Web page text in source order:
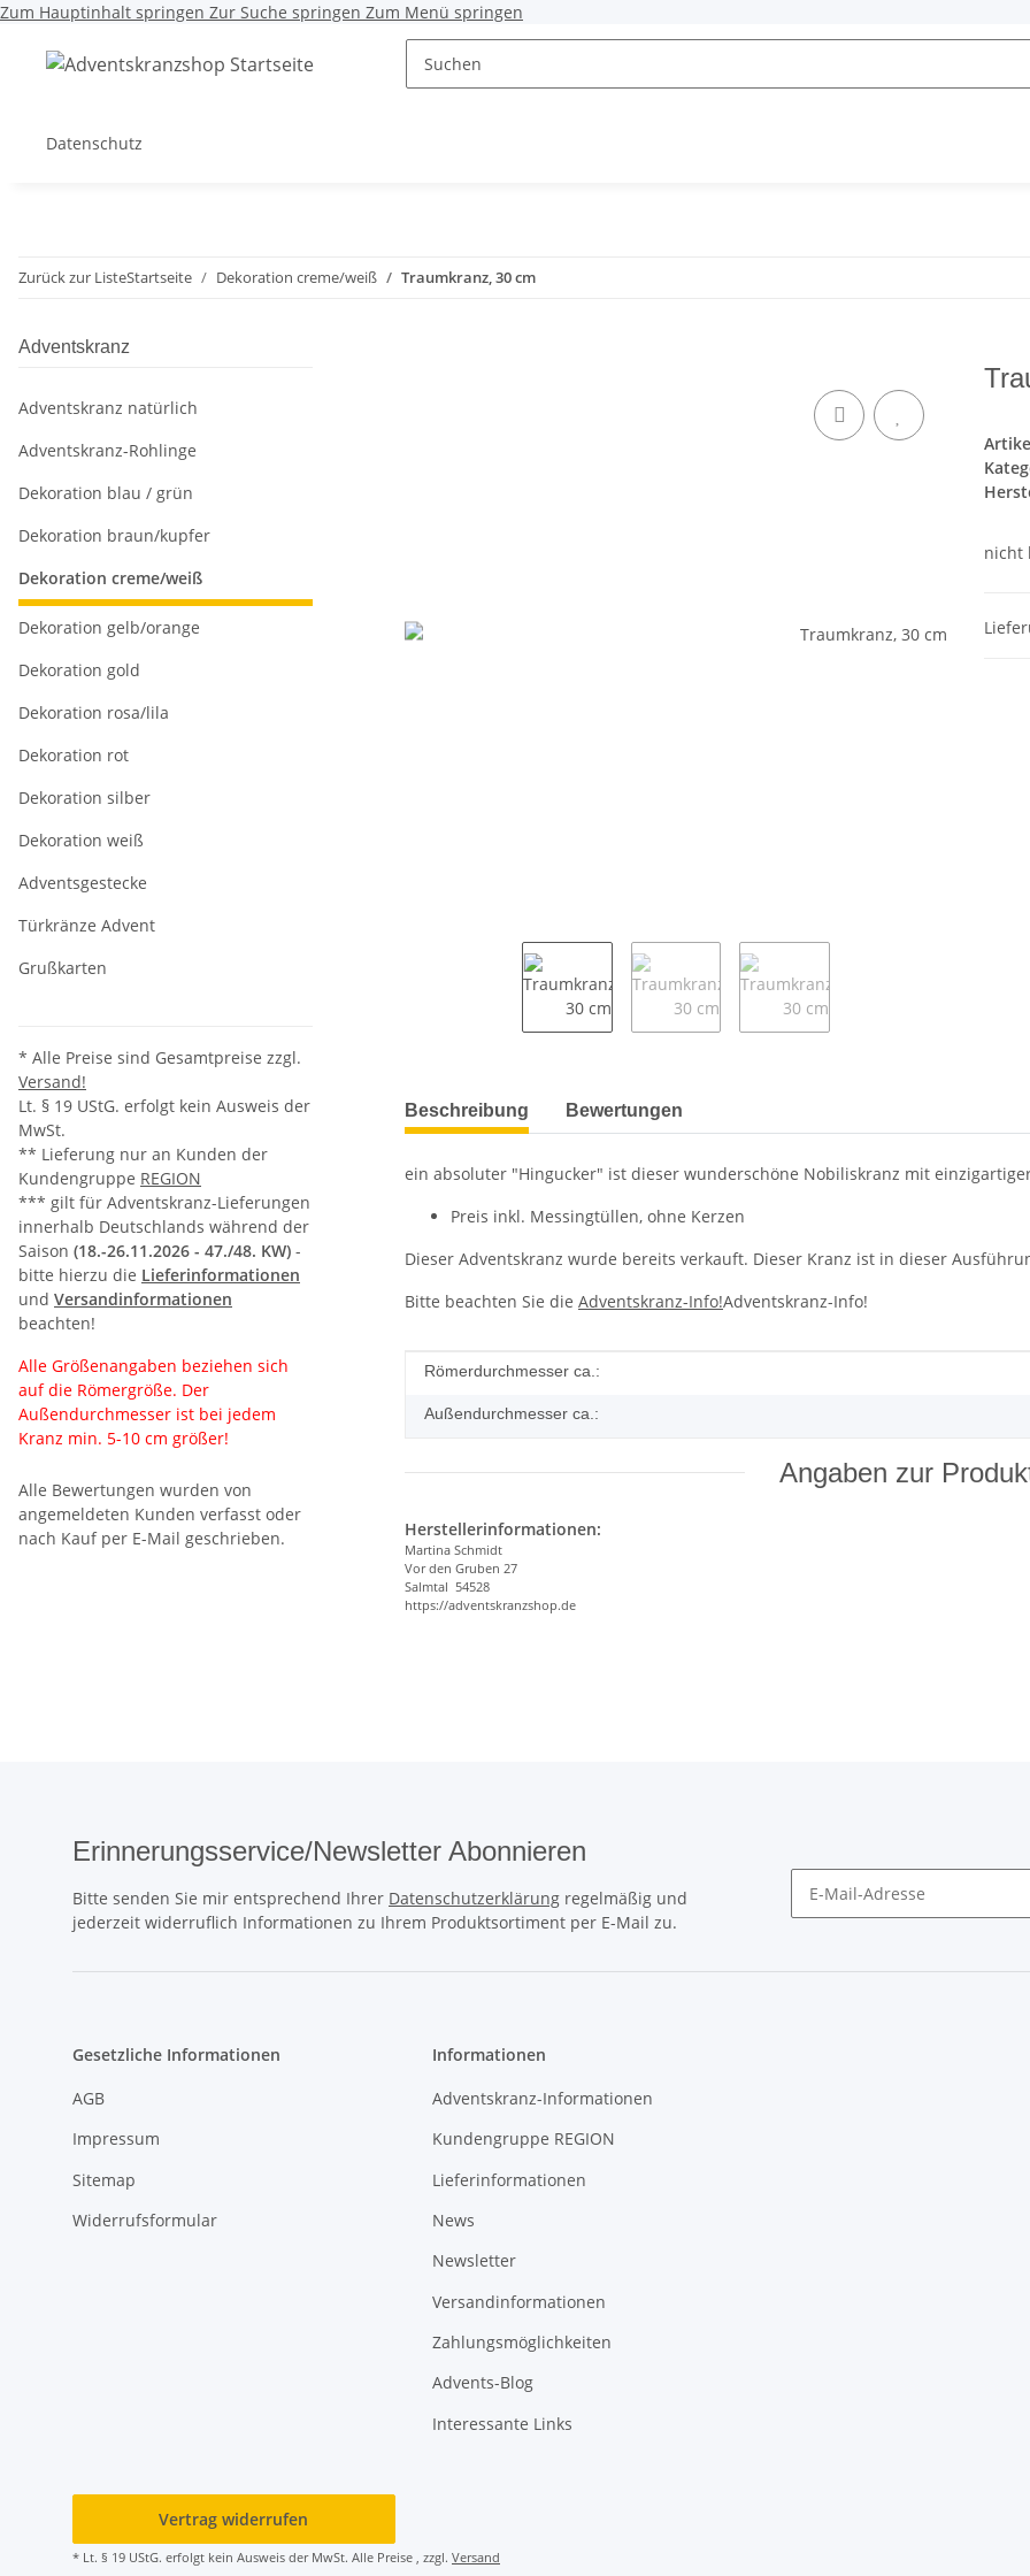
Zum Hauptinhalt springen Zur Suche springen Zum Menü springen
Datenschutz
Zurück zur ListeStartseite Dekoration creme/weiß Traumkranz, 30 cm
nicht
weitere Registerkarten anzeigen
Beschreibung Bewertungen
ein absoluter "Hingucker" ist dieser wunderschöne Nobiliskranz mit
Preis inkl. Messingtüllen, ohne Kerzen
Dieser Adventskranz wurde bereits verkauft. Dieser Kranz ist in dieser
Bitte beachten Sie die Adventskranz-Info!Adventskranz-Info!
Produkteigenschaft
Wert
Römerdurchmesser ca.:
Außendurchmesser ca.:
Angaben zur
Herstellerinformationen:
Martina Schmidt
Vor den Gruben 27
Salmtal 54528
https://adventskranzshop.de
Adventskranz
Adventskranz natürlich
Adventskranz-Rohlinge
Dekoration blau / grün
Dekoration braun/kupfer
Dekoration creme/weiß
Dekoration gelb/orange
Dekoration gold
Dekoration rosa/lila
Dekoration rot
Dekoration silber
Dekoration weiß
Adventsgestecke
Türkränze Advent
Grußkarten
* Alle Preise sind Gesamtpreise zzgl.
Versand!
Lt. § 19 UStG. erfolgt kein Ausweis der
MwSt.
** Lieferung nur an Kunden der
Kundengruppe REGION
*** gilt für Adventskranz-Lieferungen
innerhalb Deutschlands während der
Saison (18.-26.11.2026 - 47./48. KW) -
bitte hierzu die Lieferinformationen
und Versandinformationen
beachten!
Alle Größenangaben beziehen sich
auf die Römergröße. Der
Außendurchmesser ist bei jedem
Kranz min. 5-10 cm größer!
Alle Bewertungen wurden von
angemeldeten Kunden verfasst oder
nach Kauf per E-Mail geschrieben.
Erinnerungsservice/Newsletter Abonnieren
Bitte senden Sie mir entsprechend Ihrer Datenschutzerklärung regelmäßig und
jederzeit widerruflich Informationen zu Ihrem Produktsortiment per E-Mail zu.
Gesetzliche Informationen
AGB
Impressum
Sitemap
Widerrufsformular
Informationen
Adventskranz-Informationen
Kundengruppe REGION
Lieferinformationen
News
Newsletter
Versandinformationen
Zahlungsmöglichkeiten
Advents-Blog
Interessante Links
Vertrag widerrufen
* Lt. § 19 UStG. erfolgt kein Ausweis der MwSt. Alle Preise , zzgl. Versand